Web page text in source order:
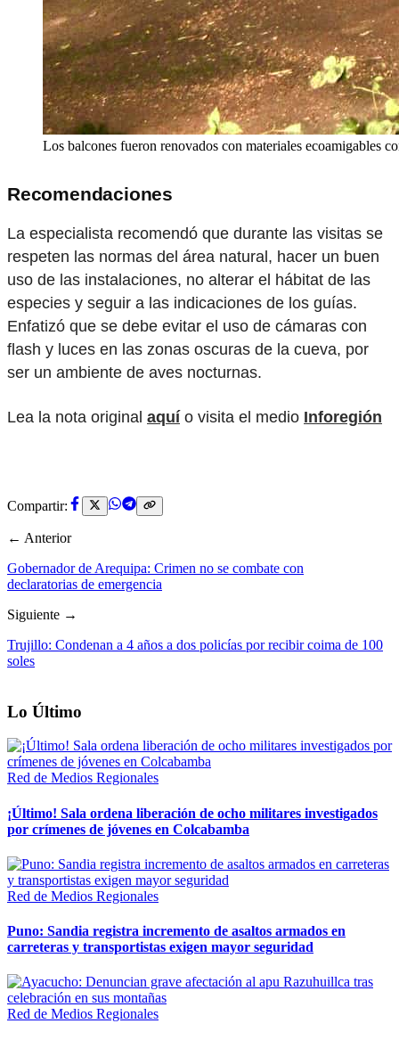
Los balcones fueron renovados con materiales ecoamigables
Recomendaciones
La especialista recomendó que durante las visitas se
respeten las normas del área natural, hacer un buen
uso de las instalaciones, no alterar el hábitat de las
especies y seguir a las indicaciones de los guías.
Enfatizó que se debe evitar el uso de cámaras con
flash y luces en las zonas oscuras de la cueva, por
ser un ambiente de aves nocturnas.
Lea la nota original aquí o visita el medio Inforegión
Compartir:
← Anterior
Gobernador de Arequipa: Crimen no se combate con
declaratorias de emergencia
Siguiente →
Trujillo: Condenan a 4 años a dos policías por recibir coima de 100
soles
Lo Último
Red de Medios Regionales
¡Último! Sala ordena liberación de ocho militares investigados
por crímenes de jóvenes en Colcabamba
Red de Medios Regionales
Puno: Sandia registra incremento de asaltos armados en
carreteras y transportistas exigen mayor seguridad
Red de Medios Regionales